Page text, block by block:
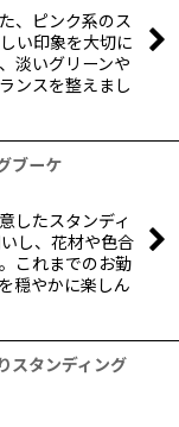
、ピンク系のス
い印象を大切に
淡いグリーンや
ンスを整えまし
ブーケ
したスタンディ
し、花材や色合
これまでのお勤
穏やかに楽しん
スタンディング